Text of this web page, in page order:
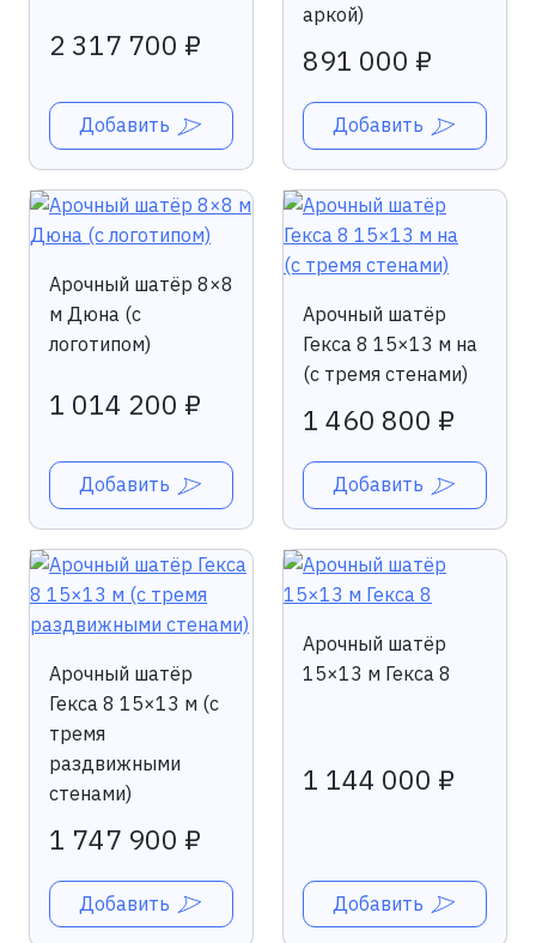
2 317 700 ₽
Добавить
аркой)
891 000 ₽
Добавить
Арочный шатёр 8×8
м Дюна (с
логотипом)
1 014 200 ₽
Добавить
Арочный шатёр
Гекса 8 15×13 м на
(с тремя стенами)
1 460 800 ₽
Добавить
Арочный шатёр
Гекса 8 15×13 м (с
тремя
раздвижными
стенами)
1 747 900 ₽
Добавить
Арочный шатёр
15×13 м Гекса 8
1 144 000 ₽
Добавить